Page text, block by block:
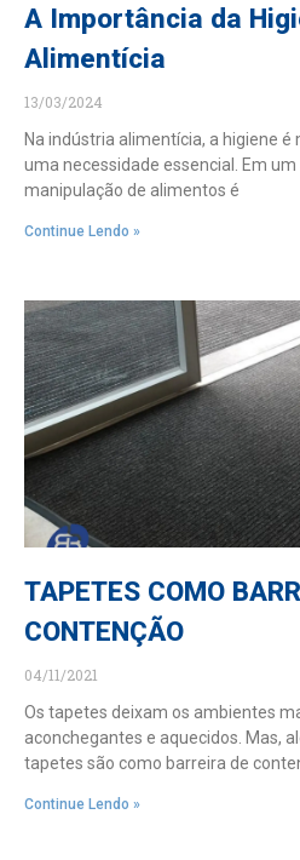
A Importância da
Alimentícia
13/03/2024
Na indústria alimentícia, a higiene é
uma necessidade essencial. Em
manipulação de alimentos é
Continue Lendo »
TAPETES COMO
CONTENÇÃO
04/11/2021
Os tapetes deixam os ambientes
aconchegantes e aquecidos. Mas,
tapetes são como barreira de
Continue Lendo »